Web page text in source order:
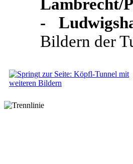
Lambrecht/
-
Bildern der